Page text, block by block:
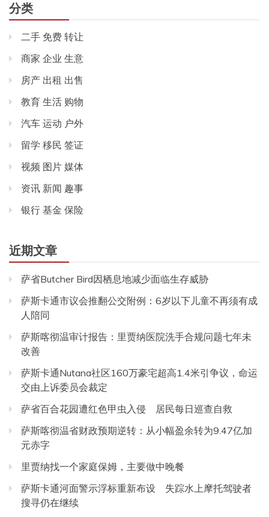
分类
二手 免费 转让
商家 企业 生意
房产 出租 出售
教育 生活 购物
汽车 运动 户外
留学 移民 签证
视频 图片 媒体
资讯 新闻 趣事
银行 基金 保险
近期文章
萨省Butcher Bird因栖息地减少面临生存威胁
萨斯卡通市议会推翻公交附例：6岁以下儿童不再须有成
人陪同
萨斯喀彻温审计报告：里贾纳医院洗手合规问题七年未
改善
萨斯卡通Nutana社区160万豪宅超高1.4米引争议，命运
交由上诉委员会裁定
萨省百合花园遭红色甲虫入侵 居民每日巡查自救
萨斯喀彻温省财政预期逆转：从小幅盈余转为9.47亿加
元赤字
里贾纳找一个家庭保姆，主要做中晚餐
萨斯卡通河面警示浮标重新布设 失踪水上摩托驾驶者
搜寻仍在继续